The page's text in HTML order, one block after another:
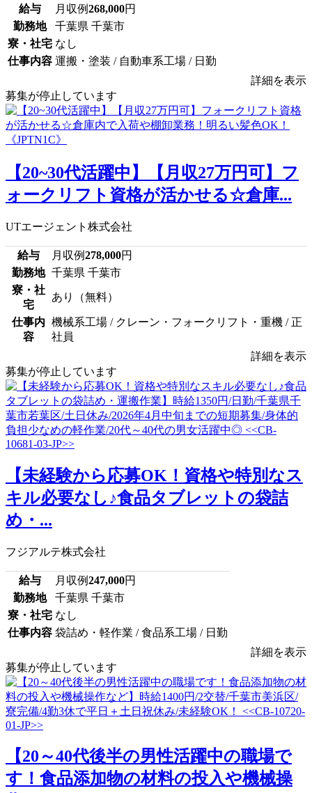
給与 月収例268,000円
勤務地
千葉県 千葉市
寮・社宅 なし
仕事内容 運搬・塗装 / 自動車系工場 / 日勤
詳細を表示
募集が停止しています
【20~30代活躍中】【月収27万円可】フ
ォークリフト資格が活かせる☆倉庫...
UTエージェント株式会社
給与 月収例278,000円
勤務地 千葉県 千葉市
寮・社
宅
あり（無料）
仕事内
容
機械系工場 / クレーン・フォークリフト・重機 / 正
社員
詳細を表示
募集が停止しています
【未経験から応募OK！資格や特別なス
キル必要なし♪食品タブレットの袋詰
め・...
フジアルテ株式会社
給与 月収例247,000円
勤務地
千葉県 千葉市
寮・社宅 なし
仕事内容 袋詰め・軽作業 / 食品系工場 / 日勤
詳細を表示
募集が停止しています
【20～40代後半の男性活躍中の職場で
す！食品添加物の材料の投入や機械操